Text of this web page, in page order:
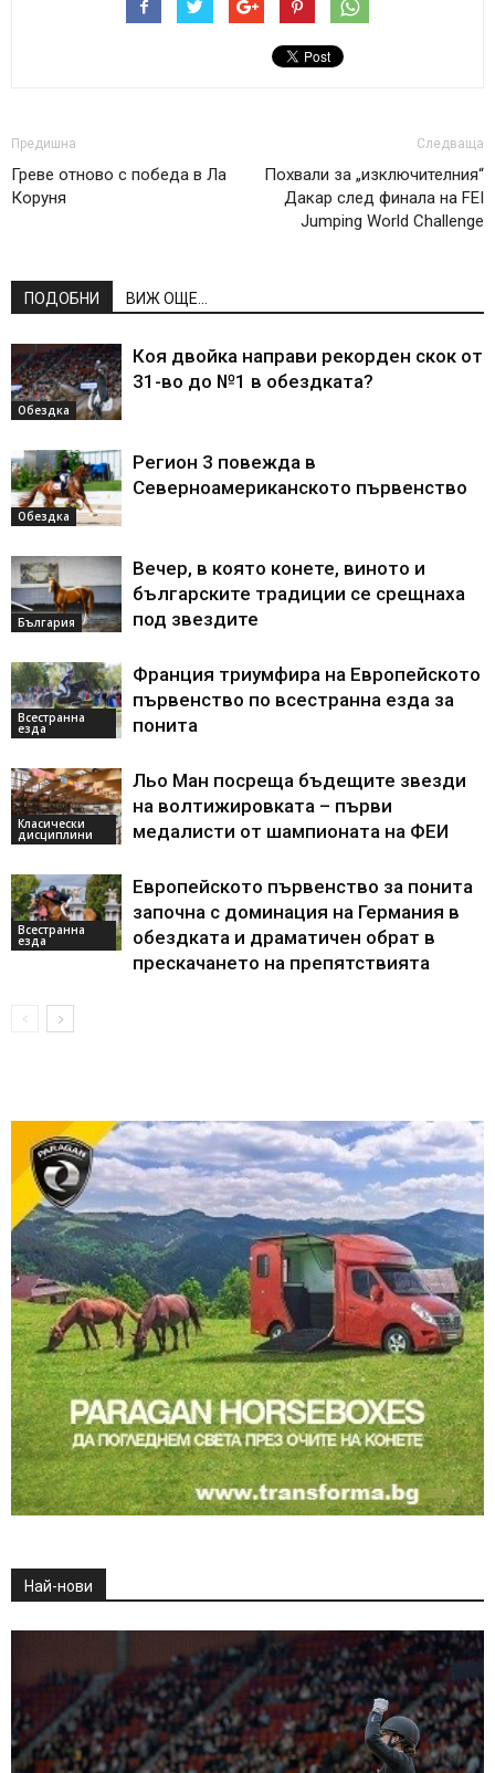
Предишна
Греве отново с победа в Ла
Коруня
Следваща
Похвали за „изключителния“
Дакар след финала на FEI
Jumping World Challenge
ПОДОБНИ ВИЖ ОЩЕ...
Обездка
Коя двойка направи рекорден скок от
31-во до №1 в обездката?
Обездка
Регион 3 повежда в
Северноамериканското първенство
България
Вечер, в която конете, виното и
българските традиции се срещнаха
под звездите
Всестранна
езда
Франция триумфира на Европейското
първенство по всестранна езда за
понита
Класически
дисциплини
Льо Ман посреща бъдещите звезди
на волтижировката – първи
медалисти от шампионата на ФЕИ
Всестранна
езда
Европейското първенство за понита
започна с доминация на Германия в
обездката и драматичен обрат в
прескачането на препятствията
Най-нови